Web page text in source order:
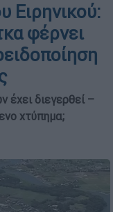
Ειρηνικού:
φέρνει
έχει διεγερθεί –
χτύπημα;